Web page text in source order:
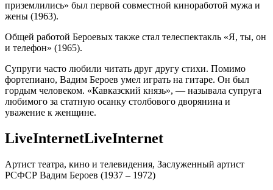
приземлились» был первой совместной киноработой мужа и
жены (1963).
Общей работой Бероевых также стал телеспектакль «Я, ты, он
и телефон» (1965).
Супруги часто любили читать друг другу стихи. Помимо
фортепиано, Вадим Бероев умел играть на гитаре. Он был
гордым человеком. «Кавказский князь», — называла супруга
любимого за статную осанку столбового дворянина и
уважение к женщине.
LiveInternetLiveInternet
Артист театра, кино и телевидения, Заслуженный артист
РСФСР Вадим Бероев (1937 – 1972)